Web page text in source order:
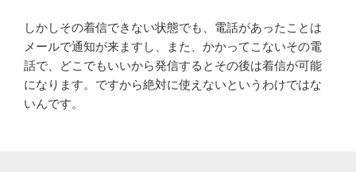
しかしその着信できない状態でも、電話があったことは
メールで通知が来ますし、また、かかってこないその電
話で、どこでもいいから発信するとその後は着信が可能
になります。ですから絶対に使えないというわけではな
いんです。